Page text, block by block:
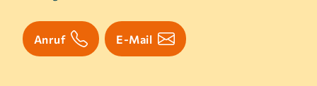
Anruf E-Mail